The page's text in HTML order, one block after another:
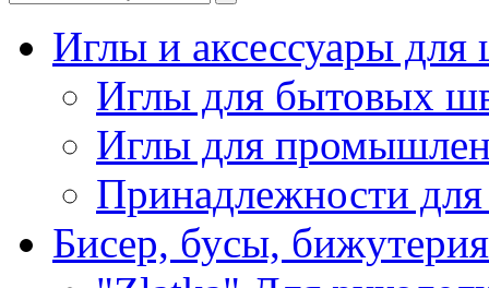
Иглы и аксессуары
Иглы для бытовых
Иглы для
Принадлежности
Бисер, бусы, бижутерия